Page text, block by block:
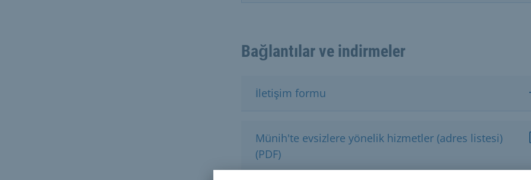
Bağlantılar ve indirmeler
İletişim formu
Münih'te evsizlere yönelik hizmetler (adres listesi)
(PDF)